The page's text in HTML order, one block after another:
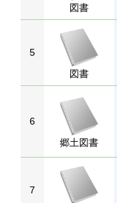
図書
5
図書
6
郷土図書
7